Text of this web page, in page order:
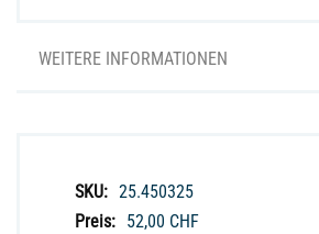
WEITERE INFORMATIONEN
Weitere
Informationen
25.450325
52,00 CHF